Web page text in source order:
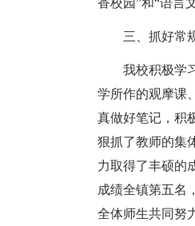
香校园”和“语言
三、抓好常
我校积极学
学所作的观摩课
真做好笔记，积
狠抓了教师的集
力取得了丰硕的
成绩全镇第五名
全体师生共同努